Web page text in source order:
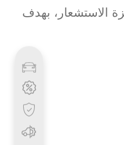
الاستشعار، بهدف